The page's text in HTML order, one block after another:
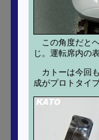
この角度だと
じ。運転席内の
カトーは今回
成がプロトタイ